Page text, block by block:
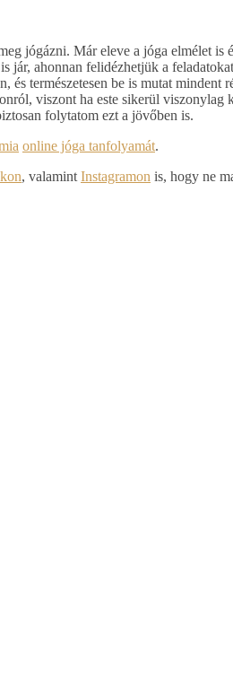
jógázni. Már eleve a jóga elmélet is
jár, ahonnan felidézhetjük a
természetesen be is mutat mindent
viszont ha este sikerül viszonylag
folytatom ezt a jövőben is.
online jóga tanfolyamát.
, valamint Instagramon is, hogy ne